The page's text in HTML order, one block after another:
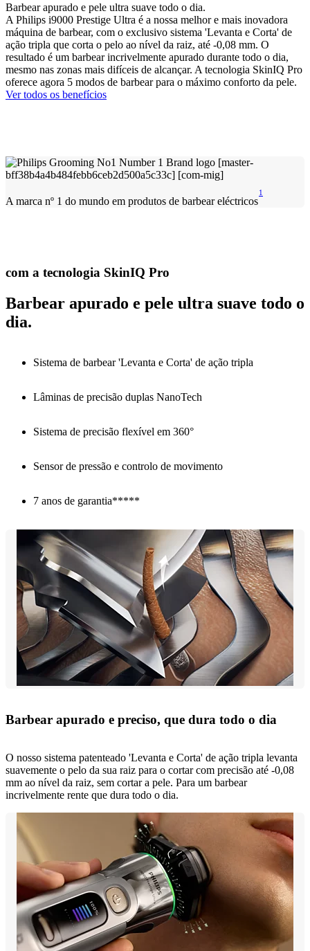
Barbear apurado e pele ultra suave todo o dia.
A Philips i9000 Prestige Ultra é a nossa melhor e mais inovadora
máquina de barbear, com o exclusivo sistema 'Levanta e Corta' de
ação tripla que corta o pelo ao nível da raiz, até -0,08 mm. O
resultado é um barbear incrivelmente apurado durante todo o dia,
mesmo nas zonas mais difíceis de alcançar. A tecnologia SkinIQ Pro
oferece agora 5 modos de barbear para o máximo conforto da pele.
Ver todos os benefícios
A marca nº 1 do mundo em produtos de barbear eléctricos
1
com a tecnologia SkinIQ Pro
Barbear apurado e pele ultra suave todo o
dia.
Sistema de barbear 'Levanta e Corta' de ação tripla
Lâminas de precisão duplas NanoTech
Sistema de precisão flexível em 360°
Sensor de pressão e controlo de movimento
7 anos de garantia*****
Barbear apurado e preciso, que dura todo o dia
O nosso sistema patenteado 'Levanta e Corta' de ação tripla levanta
suavemente o pelo da sua raiz para o cortar com precisão até -0,08
mm ao nível da raiz, sem cortar a pele. Para um barbear
incrivelmente rente que dura todo o dia.